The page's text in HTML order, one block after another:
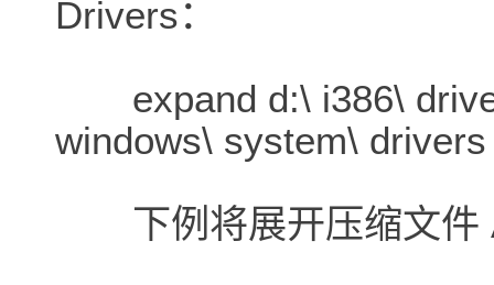
Drivers：
expand d:\ i386\
windows\ system\ drivers
下例将展开压缩文件